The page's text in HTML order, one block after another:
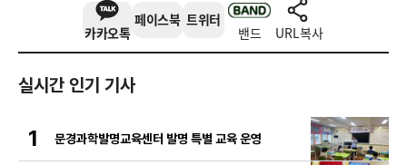
카카오톡
페이스북 트위터
밴드 URL복사
실시간 인기 기사
1 문경과학발명교육센터 발명 특별 교육 운영